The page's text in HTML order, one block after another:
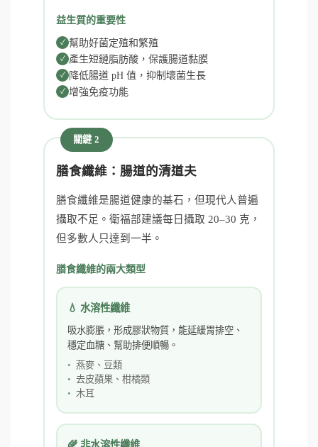
益生質的重要性
幫助好菌定殖和繁殖
產生短鏈脂肪酸，保護腸道黏膜
降低腸道 pH 值，抑制壞菌生長
增強免疫功能
關鍵 2
膳食纖維：腸道的清道夫
膳食纖維是腸道健康的基石，但現代人普遍
攝取不足。衛福部建議每日攝取 20–30 克，
但多數人只達到一半。
膳食纖維的兩大類型
💧 水溶性纖維
吸水膨脹，形成膠狀物質，能延緩胃排空、
穩定血糖、幫助排便順暢。
燕麥、豆類
去皮蘋果、柑橘類
木耳